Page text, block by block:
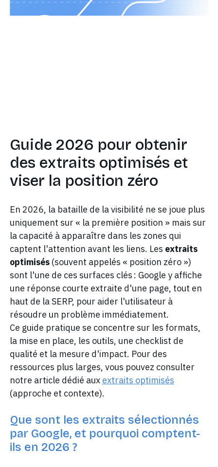
Guide 2026 pour obtenir
des extraits optimisés et
viser la position zéro
En 2026, la bataille de la visibilité ne se joue plus
uniquement sur « la première position » mais sur
la capacité à apparaître dans les zones qui
captent l'attention avant les liens. Les extraits
optimisés(souvent appelés « position zéro »)
sont l'une de ces surfaces clés : Google y affiche
une réponse courte extraite d'une page, tout en
haut de la SERP, pour aider l'utilisateur à
résoudre un problème immédiatement.
Ce guide pratique se concentre sur les formats,
la mise en place, les outils, une checklist de
qualité et la mesure d'impact. Pour des
ressources plus larges, vous pouvez consulter
notre article dédié aux extraits optimisés
(approche et contexte).
Que sont les extraits sélectionnés
par Google, et pourquoi comptent-
ils en 2026 ?